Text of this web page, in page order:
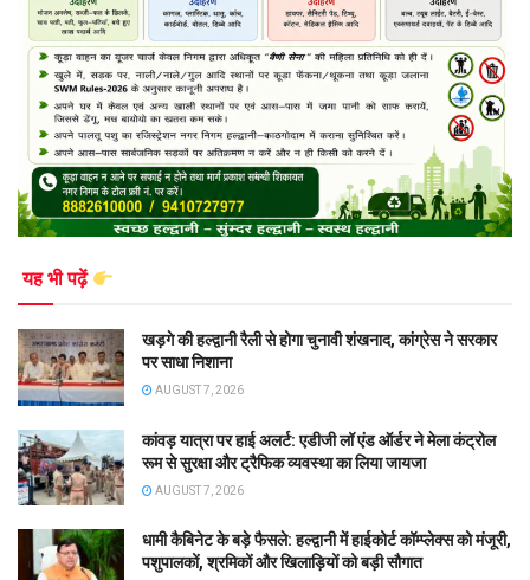
यह भी पढ़ें
खड़गे की हल्द्वानी रैली से होगा चुनावी शंखनाद, कांग्रेस ने सरकार
पर साधा निशाना
AUGUST 7, 2026
कांवड़ यात्रा पर हाई अलर्ट: एडीजी लॉ एंड ऑर्डर ने मेला कंट्रोल
रूम से सुरक्षा और ट्रैफिक व्यवस्था का लिया जायजा
AUGUST 7, 2026
धामी कैबिनेट के बड़े फैसले: हल्द्वानी में हाईकोर्ट कॉम्प्लेक्स को मंजूरी,
पशुपालकों, श्रमिकों और खिलाड़ियों को बड़ी सौगात